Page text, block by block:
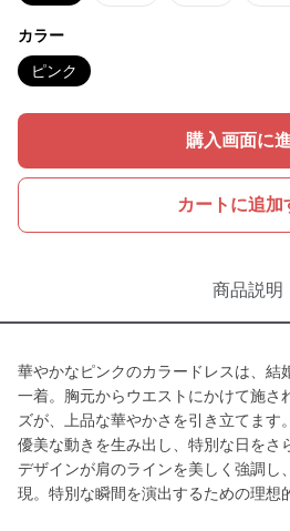
カラー
ピンク
購入画面に
カートに追加
商品説明
華やかなピンクのカラードレスは、結
一着。胸元からウエストにかけて施さ
ズが、上品な華やかさを引き立てます
優美な動きを生み出し、特別な日をさ
デザインが肩のラインを美しく強調し
現。特別な瞬間を演出するための理想